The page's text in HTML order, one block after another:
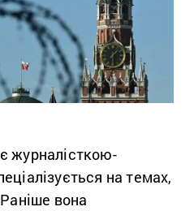
журналісткою-
на темах,
вона